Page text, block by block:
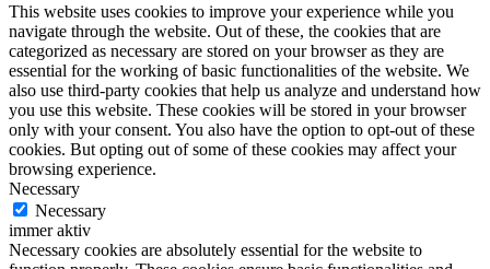
This website uses cookies to improve your experience while you
navigate through the website. Out of these, the cookies that are
categorized as necessary are stored on your browser as they are
essential for the working of basic functionalities of the website. We
also use third-party cookies that help us analyze and understand how
you use this website. These cookies will be stored in your browser
only with your consent. You also have the option to opt-out of these
cookies. But opting out of some of these cookies may affect your
browsing experience.
Necessary
Necessary
immer aktiv
Necessary cookies are absolutely essential for the website to